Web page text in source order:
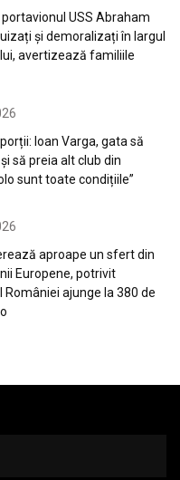
USS Abraham
și demoralizați în largul
avertizează familiile
Ioan Varga, gata să
să preia alt club din
sunt toate condițiile”
aproape un sfert din
Europene, potrivit
României ajunge la 380 de